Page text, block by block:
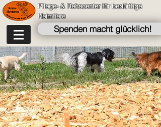
Pflege- & Rehacenter für bedürftige
Heimtiere
Spenden macht glücklich!